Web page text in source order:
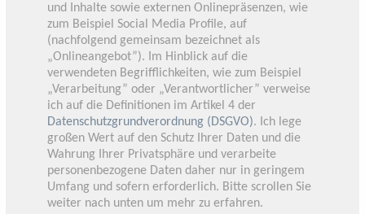
und Inhalte sowie externen Onlinepräsenzen, wie
zum Beispiel Social Media Profile, auf
(nachfolgend gemeinsam bezeichnet als
„Onlineangebot”). Im Hinblick auf die
verwendeten Begrifflichkeiten, wie zum Beispiel
„Verarbeitung” oder „Verantwortlicher” verweise
ich auf die Definitionen im Artikel 4 der
Datenschutzgrundverordnung (DSGVO). Ich lege
großen Wert auf den Schutz Ihrer Daten und die
Wahrung Ihrer Privatsphäre und verarbeite
personenbezogene Daten daher nur in geringem
Umfang und sofern erforderlich. Bitte scrollen Sie
weiter nach unten um mehr zu erfahren.